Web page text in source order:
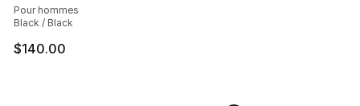
Pour hommes
Black / Black
$140.00